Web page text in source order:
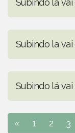
Subindo lá vai
Subindo la vai
Subindo lá vai
« 1 2 3